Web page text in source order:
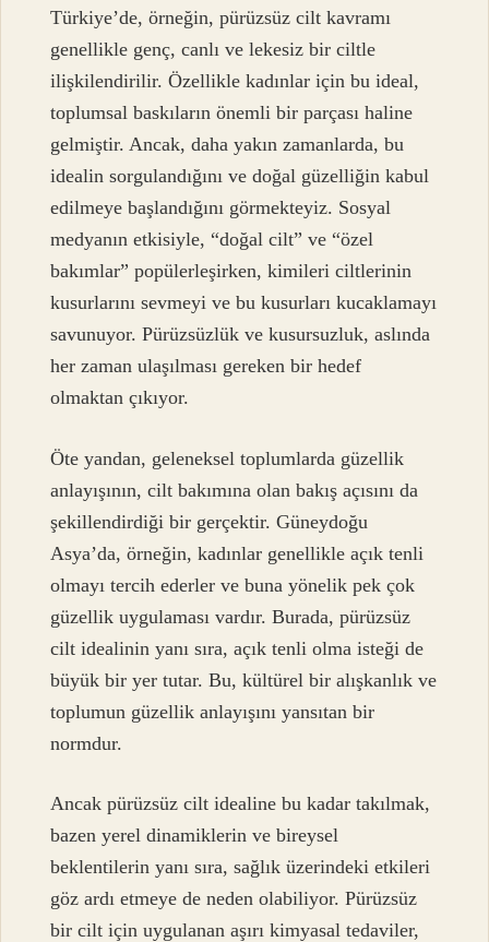
Türkiye’de, örneğin, pürüzsüz cilt kavramı
genellikle genç, canlı ve lekesiz bir ciltle
ilişkilendirilir. Özellikle kadınlar için bu ideal,
toplumsal baskıların önemli bir parçası haline
gelmiştir. Ancak, daha yakın zamanlarda, bu
idealin sorgulandığını ve doğal güzelliğin kabul
edilmeye başlandığını görmekteyiz. Sosyal
medyanın etkisiyle, “doğal cilt” ve “özel
bakımlar” popülerleşirken, kimileri ciltlerinin
kusurlarını sevmeyi ve bu kusurları kucaklamayı
savunuyor. Pürüzsüzlük ve kusursuzluk, aslında
her zaman ulaşılması gereken bir hedef
olmaktan çıkıyor.
Öte yandan, geleneksel toplumlarda güzellik
anlayışının, cilt bakımına olan bakış açısını da
şekillendirdiği bir gerçektir. Güneydoğu
Asya’da, örneğin, kadınlar genellikle açık tenli
olmayı tercih ederler ve buna yönelik pek çok
güzellik uygulaması vardır. Burada, pürüzsüz
cilt idealinin yanı sıra, açık tenli olma isteği de
büyük bir yer tutar. Bu, kültürel bir alışkanlık ve
toplumun güzellik anlayışını yansıtan bir
normdur.
Ancak pürüzsüz cilt idealine bu kadar takılmak,
bazen yerel dinamiklerin ve bireysel
beklentilerin yanı sıra, sağlık üzerindeki etkileri
göz ardı etmeye de neden olabiliyor. Pürüzsüz
bir cilt için uygulanan aşırı kimyasal tedaviler,